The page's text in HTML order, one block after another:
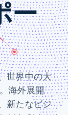
築
ー
世界中の大
海外展開
新たなビジ